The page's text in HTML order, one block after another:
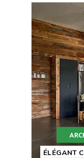
ÉLÉGANT